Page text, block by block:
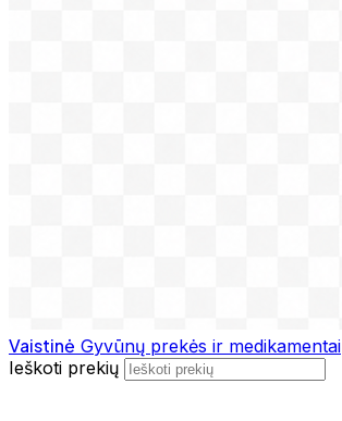
Vaistinė Gyvūnų prekės ir medikamentai
Ieškoti prekių